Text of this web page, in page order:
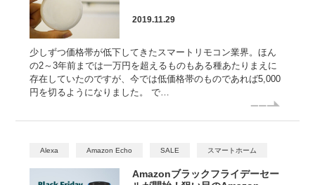
2019.11.29
少しずつ価格帯が低下してきたスマートリモコン業界。ほん
の2～3年前までは一万円を超えるものもある種あたりまえに
存在していたのですが、今では低価格帯のものであれば5,000
円を切るようになりました。 で…
Alexa Amazon Echo SALE スマートホーム
Amazonブラックフライデーセー